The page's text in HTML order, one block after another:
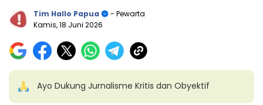
Tim Hallo Papua
- Pewarta
Kamis, 18 Juni 2026
Ayo Dukung Jurnalisme Kritis dan Obyektif